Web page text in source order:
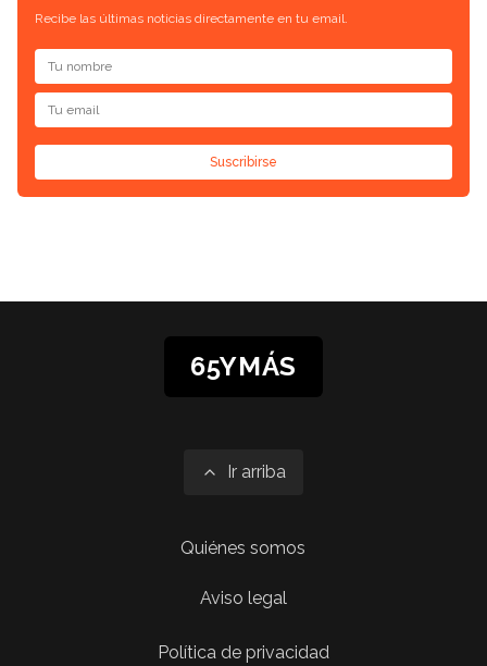
Recibe las últimas noticias directamente en tu email.
Suscribirse
65YMÁS
Ir arriba
Quiénes somos
Aviso legal
Política de privacidad